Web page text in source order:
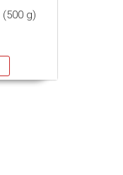
(500 g)